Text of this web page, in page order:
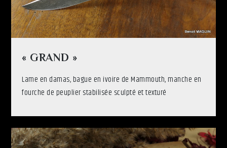
« GRAND »
Lame en damas, bague en ivoire de Mammouth, manche en
fourche de peuplier stabilisée sculpté et texturé